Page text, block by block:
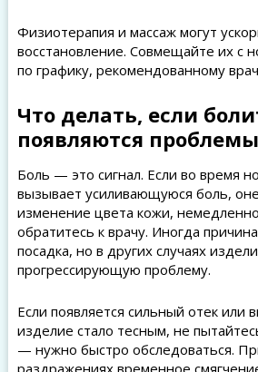
Физиотерапия и массаж могут
восстановление. Совмещайте их с
по графику, рекомендованному
Что делать, если
появляются проблемы
Боль — это сигнал. Если во время
вызывает усиливающуюся боль,
изменение цвета кожи,
обратитесь к врачу. Иногда
посадка, но в других случаях
прогрессирующую проблему.
Если появляется сильный отек или
изделие стало тесным, не
— нужно быстро обследоваться.
раздражениях временное